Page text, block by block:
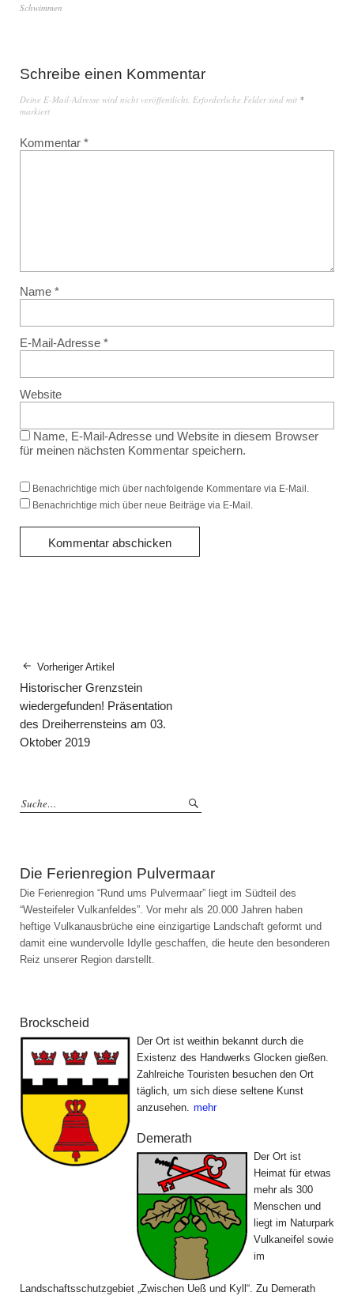
Schwimmen
Schreibe einen Kommentar
Deine E-Mail-Adresse wird nicht veröffentlicht. Erforderliche Felder sind mit *
markiert
Kommentar *
Name *
E-Mail-Adresse *
Website
Name, E-Mail-Adresse und Website in diesem Browser
für meinen nächsten Kommentar speichern.
Benachrichtige mich über nachfolgende Kommentare via E-Mail.
Benachrichtige mich über neue Beiträge via E-Mail.
Vorheriger Artikel
Historischer Grenzstein
wiedergefunden! Präsentation
des Dreiherrensteins am 03.
Oktober 2019
Die Ferienregion Pulvermaar
Die Ferienregion “Rund ums Pulvermaar” liegt im Südteil des
“Westeifeler Vulkanfeldes”. Vor mehr als 20.000 Jahren haben
heftige Vulkanausbrüche eine einzigartige Landschaft geformt und
damit eine wundervolle Idylle geschaffen, die heute den besonderen
Reiz unserer Region darstellt.
Brockscheid
Der Ort ist weithin bekannt durch die
Existenz des Handwerks Glocken gießen.
Zahlreiche Touristen besuchen den Ort
täglich, um sich diese seltene Kunst
anzusehen. mehr
Demerath
Der Ort ist
Heimat für etwas
mehr als 300
Menschen und
liegt im Naturpark
Vulkaneifel sowie
im
Landschaftsschutzgebiet „Zwischen Ueß und Kyll“. Zu Demerath